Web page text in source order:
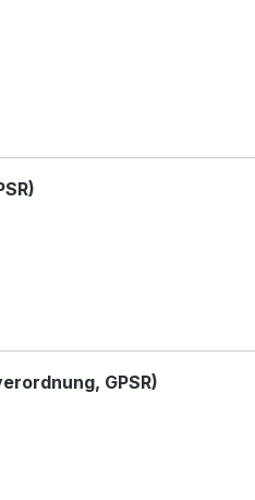
GPSR)